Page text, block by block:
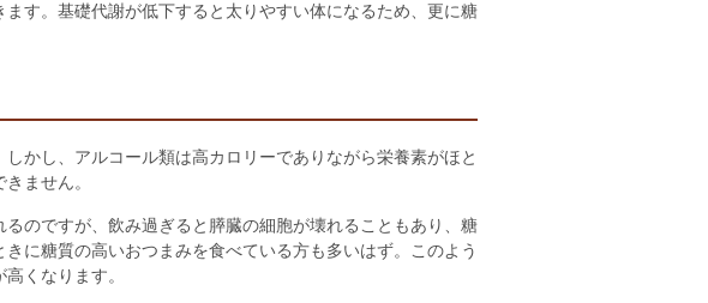
す。基礎代謝が低下すると太りやすい体になるため、更に糖
かし、アルコール類は高カロリーでありながら栄養素がほと
ません。
のですが、飲み過ぎると膵臓の細胞が壊れることもあり、糖
に糖質の高いおつまみを食べている方も多いはず。このよう
くなります。